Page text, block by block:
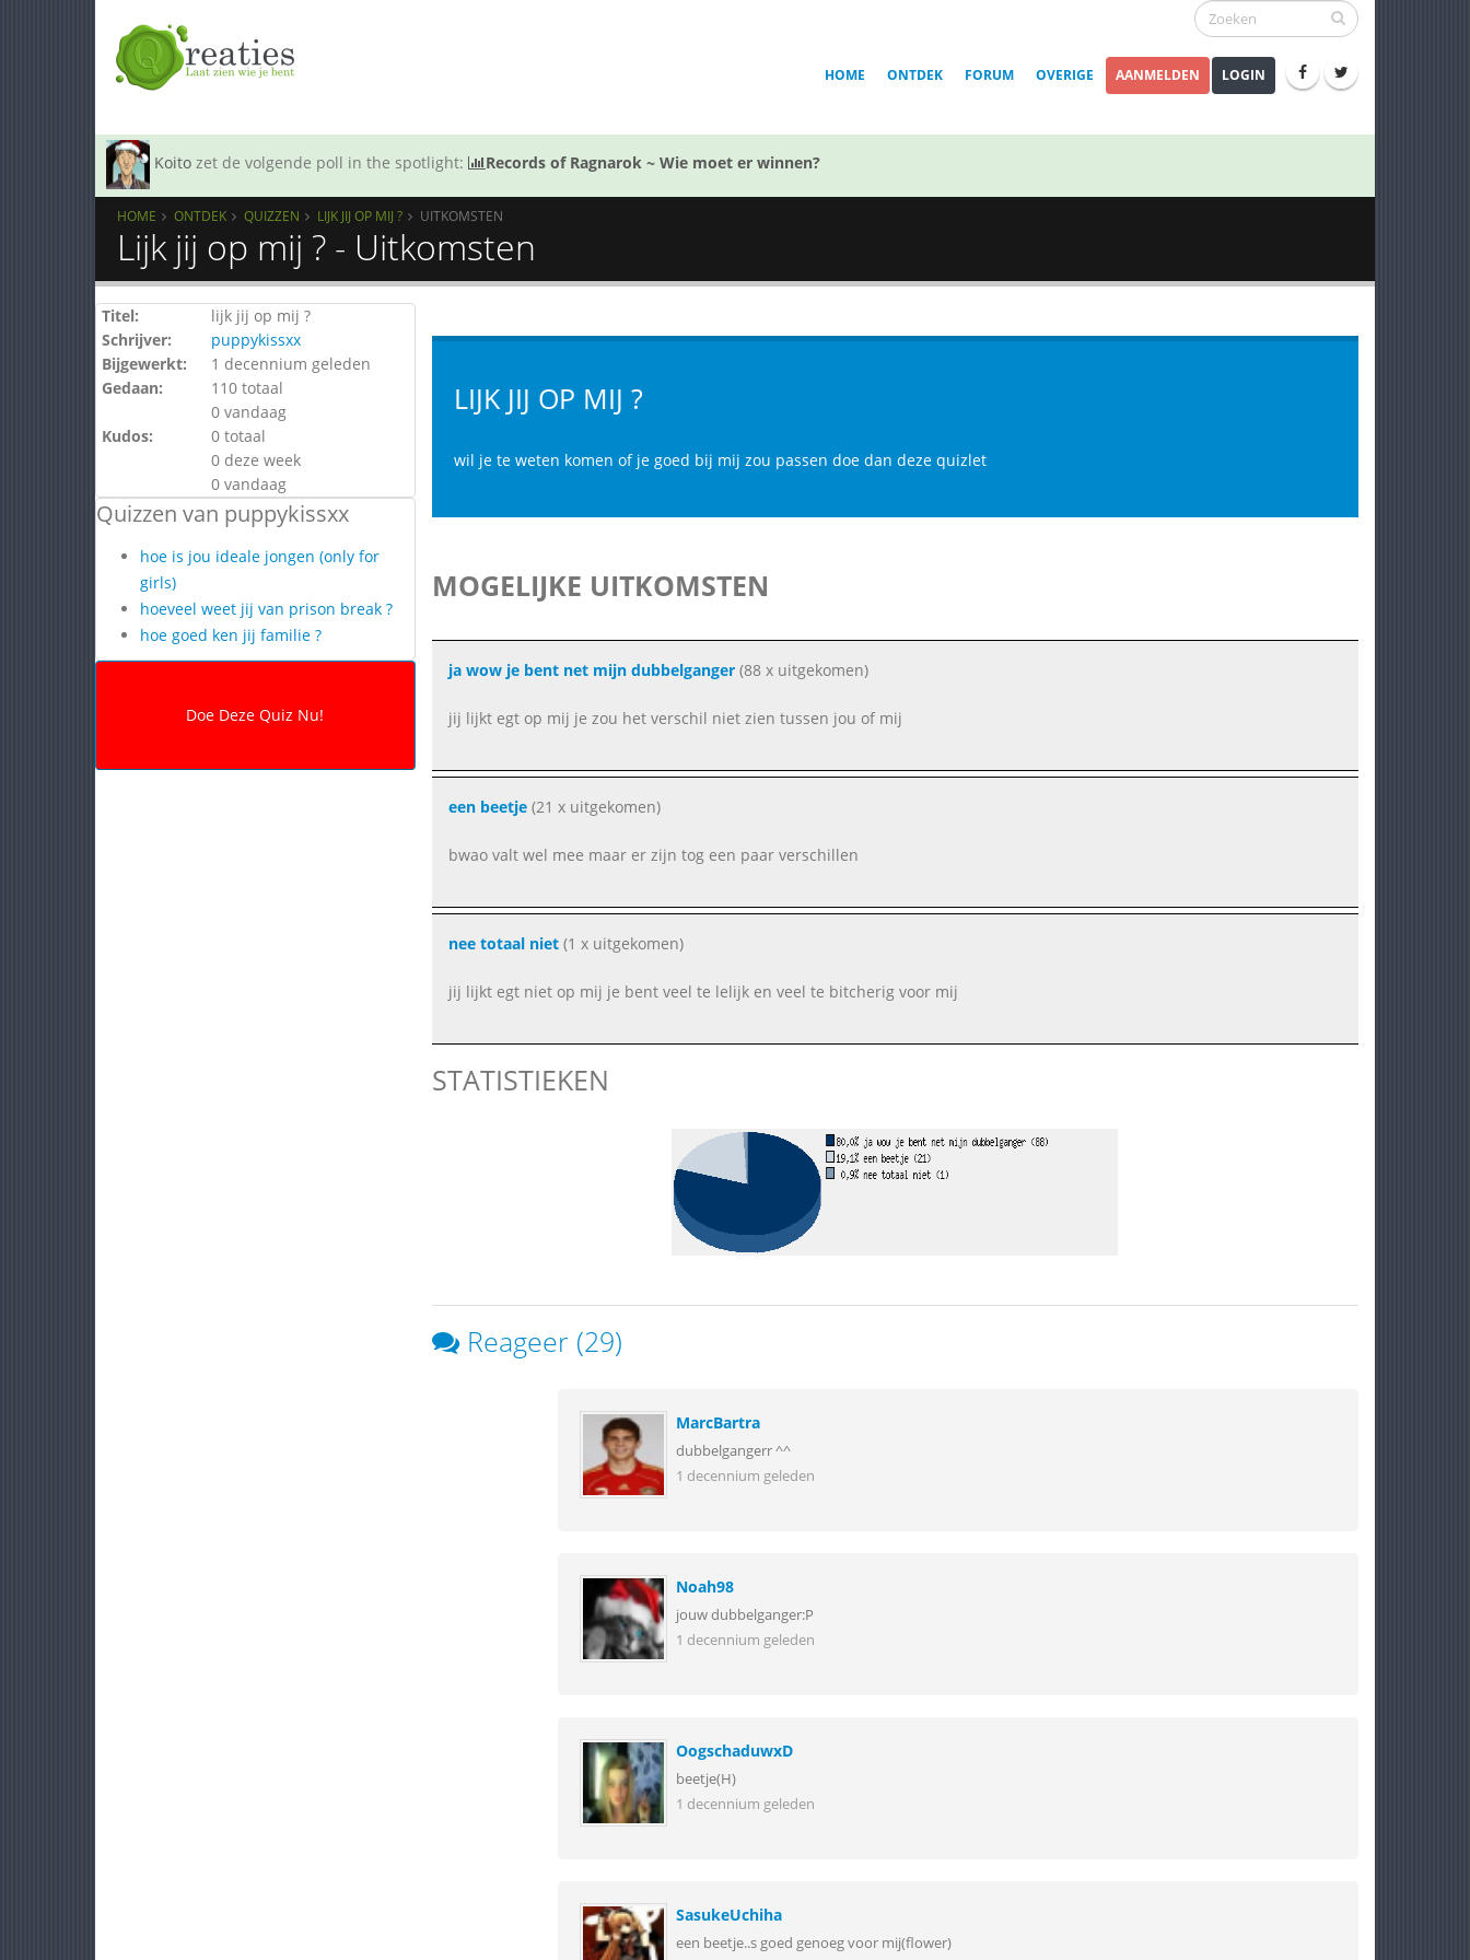
HOME ONTDEK FORUM OVERIGE AANMELDEN LOGIN
Koito zet de volgende poll in the spotlight: Records of Ragnarok ~ Wie moet er winnen?
HOME ONTDEK QUIZZEN LIJK JIJ OP MIJ ? UITKOMSTEN
Lijk jij op mij ? - Uitkomsten
Titel:
lijk jij op mij ?
Schrijver:
puppykissxx
Bijgewerkt:
1 decennium geleden
Gedaan:
110 totaal
0 vandaag
Kudos:
0 totaal
0 deze week
0 vandaag
Quizzen van puppykissxx
hoe is jou ideale jongen (only for
girls)
hoeveel weet jij van prison break ?
hoe goed ken jij familie ?
LIJK JIJ OP MIJ ?
wil je te weten komen of je goed bij mij zou passen doe dan deze quizlet
MOGELIJKE UITKOMSTEN
ja wow je bent net mijn dubbelganger(88 x uitgekomen)
jij lijkt egt op mij je zou het verschil niet zien tussen jou of mij
een beetje(21 x uitgekomen)
bwao valt wel mee maar er zijn tog een paar verschillen
nee totaal niet(1 x uitgekomen)
jij lijkt egt niet op mij je bent veel te lelijk en veel te bitcherig voor mij
STATISTIEKEN
Reageer (29)
MarcBartra
dubbelgangerr ^^
1 decennium geleden
Noah98
jouw dubbelganger:P
1 decennium geleden
OogschaduwxD
beetje(H)
1 decennium geleden
SasukeUchiha
een beetje..s goed genoeg voor mij(flower)